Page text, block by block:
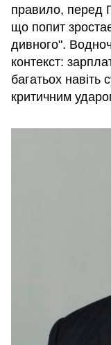
правило, перед
що попит
дивного".
контекст:
багатьох навіть
критичним